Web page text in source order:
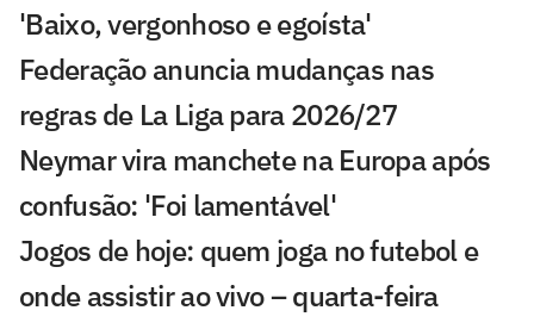
'Baixo, vergonhoso e egoísta'
Federação anuncia mudanças nas
regras de La Liga para 2026/27
Neymar vira manchete na Europa após
confusão: 'Foi lamentável'
Jogos de hoje: quem joga no futebol e
onde assistir ao vivo – quarta-feira